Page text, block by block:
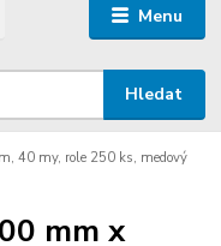
Menu
Hledat
40 my, role 250 ks, medový
mm x